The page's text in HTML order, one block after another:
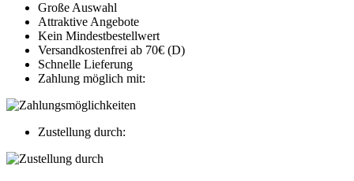
Große Auswahl
Attraktive Angebote
Kein Mindestbestellwert
Versandkostenfrei ab 70€ (D)
Schnelle Lieferung
Zahlung möglich mit:
Zustellung durch: